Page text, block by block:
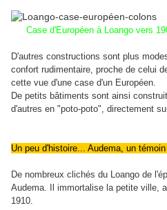
Case d'Européen à Loango vers
D'autres constructions sont plus
confort rudimentaire, proche de celui
cette vue d'une case d'un Européen.
De petits bâtiments sont ainsi
d'autres en "poto-poto", directement
Un peu d'histoire... Audema, un
De nombreux clichés du Loango de
Audema. Il immortalise la petite ville,
1910.